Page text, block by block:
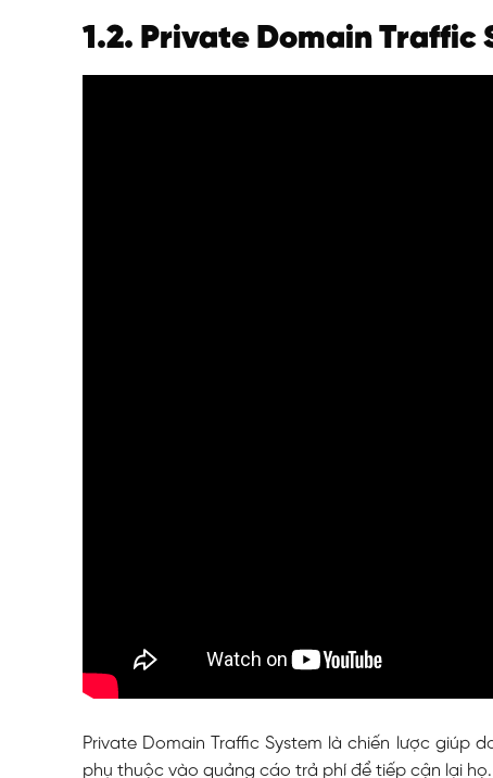
1.2. Private Domain Traffic
Private Domain Traffic System là chiến lược giúp
phụ thuộc vào quảng cáo trả phí để tiếp cận lại họ.